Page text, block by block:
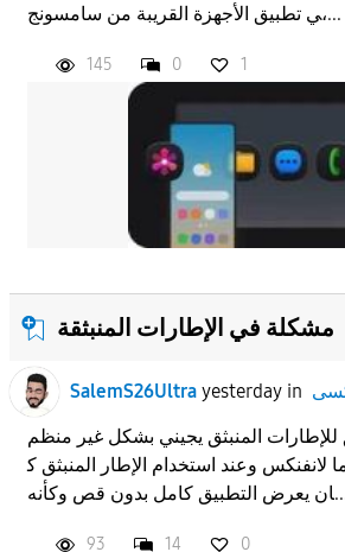
ي تطبيق الأجهزة القريبة من سامسونج،...
145 0 1
مشكلة في الإطارات المنبثقة
SalemS26Ultra yesterdayin
المنبثق يجيني بشكل غير منظم
لانفنكس وعند استخدام الإطار المنبثق ك
كامل بدون قص وكأنه...
93 14 0